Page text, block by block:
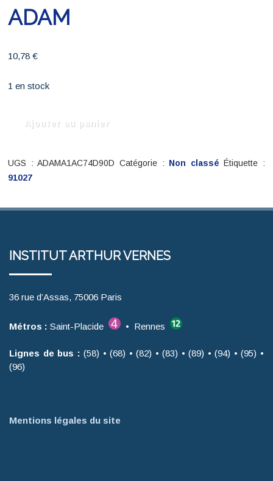
ADAM
10,78€
1 en stock
Ajouter au panier
UGS :ADAMA1AC74D90D Catégorie : Non classé Étiquette :
91027
INSTITUT ARTHUR VERNES
36 rue d’Assas, 75006 Paris
Métros : Saint-Placide • Rennes
Lignes de bus : (58) • (68) • (82) • (83) • (89) • (94) • (95) •
(96)
Mentions légales du site